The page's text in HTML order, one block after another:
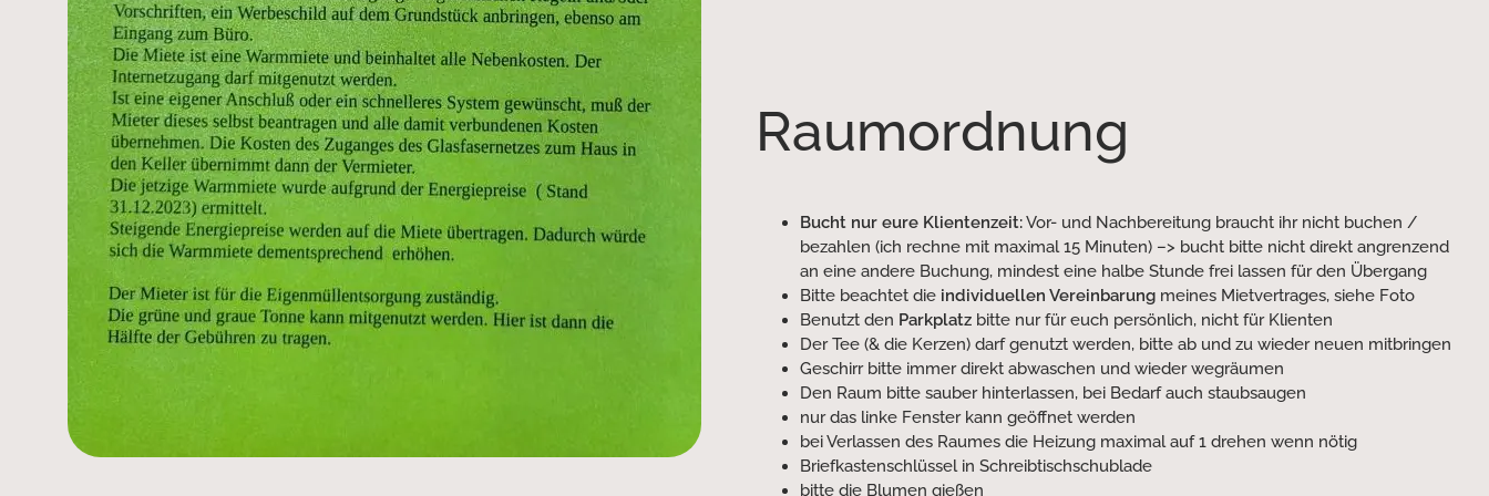
Raumordnung
Bucht nur eure Klientenzeit:Vor- und Nachbereitung braucht ihr nicht buchen /
bezahlen (ich rechne mit maximal 15 Minuten) –> bucht bitte nicht direkt angrenzend
an eine andere Buchung, mindest eine halbe Stunde frei lassen für den Übergang
Bitte beachtet die individuellen Vereinbarung meines Mietvertrages, siehe Foto
Benutzt den Parkplatz bitte nur für euch persönlich, nicht für Klienten
Der Tee (& die Kerzen) darf genutzt werden, bitte ab und zu wieder neuen mitbringen
Geschirr bitte immer direkt abwaschen und wieder wegräumen
Den Raum bitte sauber hinterlassen, bei Bedarf auch staubsaugen
nur das linke Fenster kann geöffnet werden
bei Verlassen des Raumes die Heizung maximal auf 1 drehen wenn nötig
Briefkastenschlüssel in Schreibtischschublade
bitte die Blumen gießen